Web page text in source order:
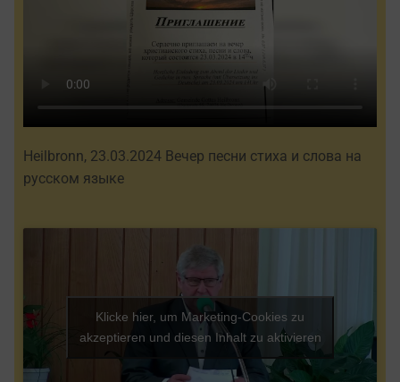
Heilbronn, 23.03.2024 Вечер песни стиха и слова на
русском языке
Klicke hier, um Marketing-Cookies zu
akzeptieren und diesen Inhalt zu aktivieren